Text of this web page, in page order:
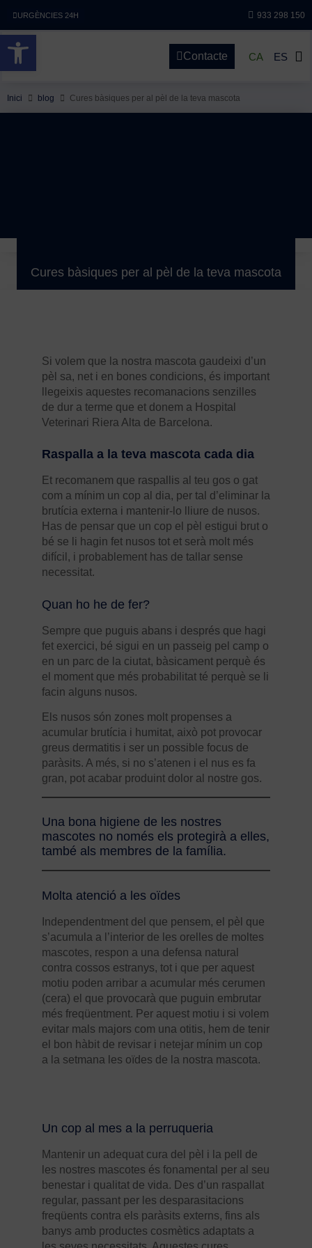
Obre la barra d'eines
URGÈNCIES 24H 933 298 150
Contacte CA ES
Inici blog Cures bàsiques per al pèl de la teva mascota
Cures bàsiques per al pèl de la teva mascota
Si volem que la nostra mascota gaudeixi d’un
pèl sa, net i en bones condicions, és important
llegeixis aquestes recomanacions senzilles
de dur a terme que et donem a Hospital
Veterinari Riera Alta de Barcelona.
Raspalla a la teva mascota cada dia
Et recomanem que raspallis al teu gos o gat
com a mínim un cop al dia, per tal d’eliminar la
brutícia externa i mantenir-lo lliure de nusos.
Has de pensar que un cop el pèl estigui brut o
bé se li hagin fet nusos tot et serà molt més
difícil, i probablement has de tallar sense
necessitat.
Quan ho he de fer?
Sempre que puguis abans i després que hagi
fet exercici, bé sigui en un passeig pel camp o
en un parc de la ciutat, bàsicament perquè és
el moment que més probabilitat té perquè se li
facin alguns nusos.
Els nusos són zones molt propenses a
acumular brutícia i humitat, això pot provocar
greus dermatitis i ser un possible focus de
paràsits. A més, si no s’atenen i el nus es fa
gran, pot acabar produint dolor al nostre gos.
Una bona higiene de les nostres
mascotes no només els protegirà a elles,
també als membres de la família.
Molta atenció a les oïdes
Independentment del que pensem, el pèl que
s’acumula a l’interior de les orelles de moltes
mascotes, respon a una defensa natural
contra cossos estranys, tot i que per aquest
motiu poden arribar a acumular més cerumen
(cera) el que provocarà que puguin embrutar
més freqüentment. Per aquest motiu i si volem
evitar mals majors com una otitis, hem de tenir
el bon hàbit de revisar i netejar mínim un cop
a la setmana les oïdes de la nostra mascota.
Un cop al mes a la perruqueria
Mantenir un adequat cura del pèl i la pell de
les nostres mascotes és fonamental per al seu
benestar i qualitat de vida. Des d’un raspallat
regular, passant per les desparasitacions
freqüents contra els paràsits externs, fins als
banys amb productes cosmètics adaptats a